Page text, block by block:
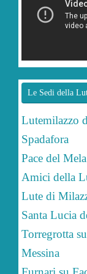
Le Sedi della
Lutemilazzo
Spadafora
Pace del Mela
Amici della
Lute di
Santa Lucia
Torregrotta
Messina